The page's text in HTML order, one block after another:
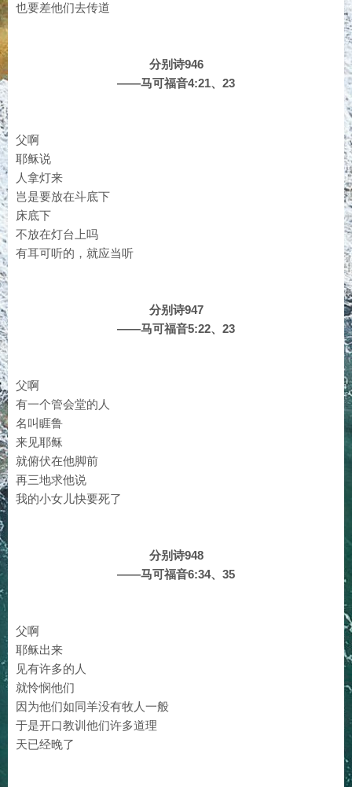
也要差他们去传道
分别诗946
——马可福音4:21、23
父啊
耶稣说
人拿灯来
岂是要放在斗底下
床底下
不放在灯台上吗
有耳可听的，就应当听
分别诗947
——马可福音5:22、23
父啊
有一个管会堂的人
名叫睚鲁
来见耶稣
就俯伏在他脚前
再三地求他说
我的小女儿快要死了
分别诗948
——马可福音6:34、35
父啊
耶稣出来
见有许多的人
就怜悯他们
因为他们如同羊没有牧人一般
于是开口教训他们许多道理
天已经晚了